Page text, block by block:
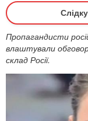
Пропагандисти
влаштували
склад Росії.